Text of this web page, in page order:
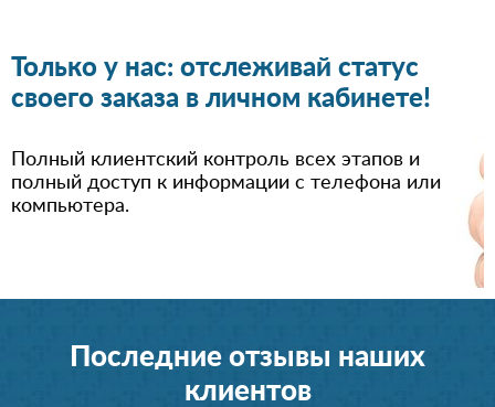
Только у нас: отслеживай статус
своего заказа в личном кабинете!
Полный клиентский контроль всех этапов и
полный доступ к информации с телефона или
компьютера.
Последние отзывы наших
клиентов